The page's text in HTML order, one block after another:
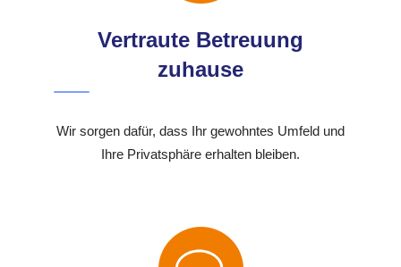
Vertraute Betreuung
zuhause
Wir sorgen dafür, dass Ihr gewohntes Umfeld und
Ihre Privatsphäre erhalten bleiben.